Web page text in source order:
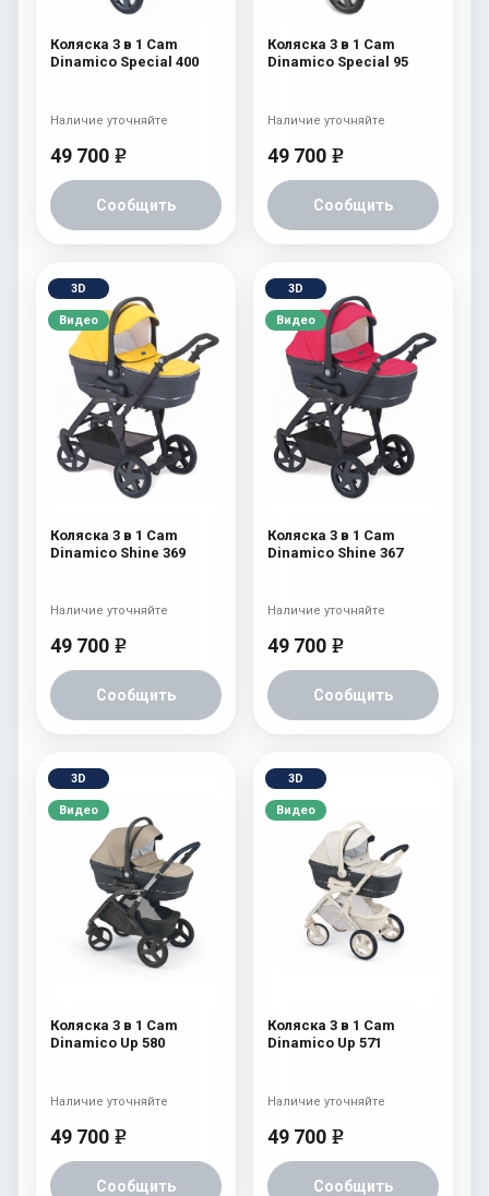
Коляска 3 в 1 Cam
Dinamico Special 400
49 700 e
Сообщить
Наличие уточняйте
Коляска 3 в 1 Cam
Dinamico Special 95
49 700 e
Сообщить
Наличие уточняйте
3D
Видео
Коляска 3 в 1 Cam
Dinamico Shine 369
49 700 e
Сообщить
Наличие уточняйте
3D
Видео
Коляска 3 в 1 Cam
Dinamico Shine 367
49 700 e
Сообщить
Наличие уточняйте
3D
Видео
Коляска 3 в 1 Cam
Dinamico Up 580
49 700 e
Сообщить
Наличие уточняйте
3D
Видео
Коляска 3 в 1 Cam
Dinamico Up 571
49 700 e
Сообщить
Наличие уточняйте